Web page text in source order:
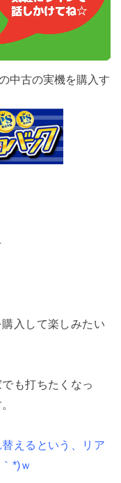
中古の実機を購入す
入して楽しみたい
も打ちたくなっ
えるという、リア
*)ｗ